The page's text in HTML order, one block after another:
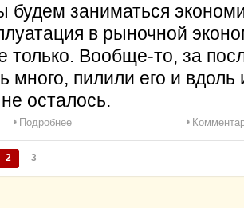
будем заниматься
в рыночной
только. Вообще-то, за
много, пилили его и
осталось.
Подробнее
2 3